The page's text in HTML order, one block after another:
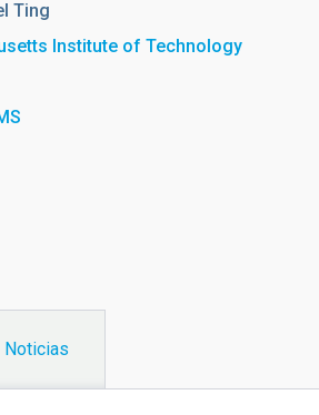
Ting
Institute of Technology
Noticias